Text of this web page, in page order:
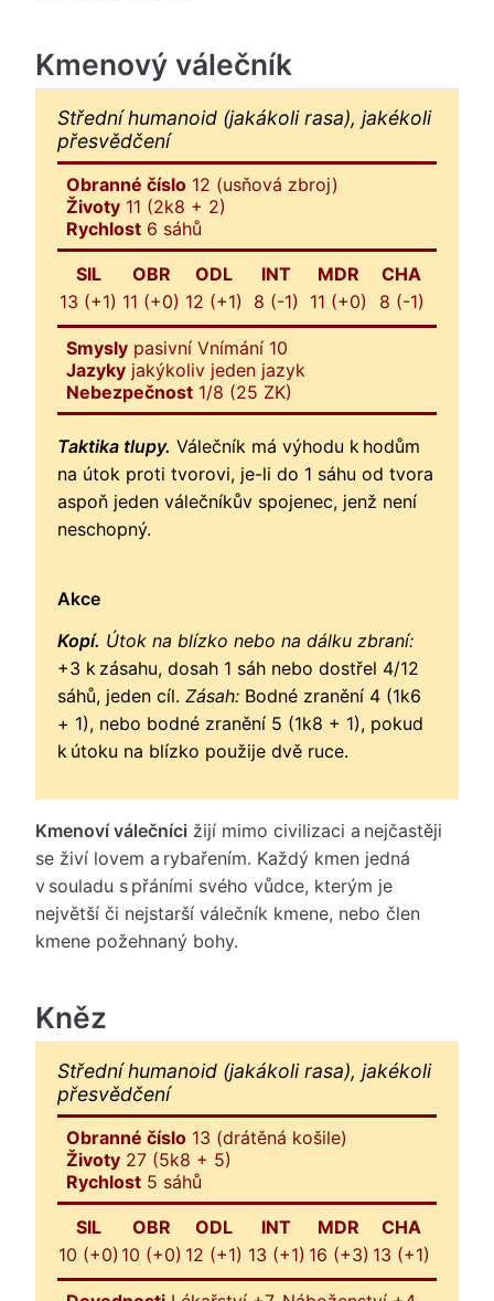
Kmenový válečník
Střední humanoid (jakákoli rasa), jakékoli
přesvědčení
Obranné číslo 12 (usňová zbroj)
Životy 11 (2k8 + 2)
Rychlost 6 sáhů
SIL
13 (+1)
OBR
11 (+0)
ODL
12 (+1)
INT
8 (-1)
MDR
11 (+0)
CHA
8 (-1)
Smysly pasivní Vnímání 10
Jazyky jakýkoliv jeden jazyk
Nebezpečnost 1/8 (25 ZK)
Taktika tlupy. Válečník má výhodu k hodům
na útok proti tvorovi, je-li do 1 sáhu od tvora
aspoň jeden válečníkův spojenec, jenž není
neschopný.
Akce
Kopí. Útok na blízko nebo na dálku zbraní:
+3 k zásahu, dosah 1 sáh nebo dostřel 4/12
sáhů, jeden cíl. Zásah: Bodné zranění 4 (1k6
+ 1), nebo bodné zranění 5 (1k8 + 1), pokud
k útoku na blízko použije dvě ruce.
Kmenoví válečníci žijí mimo civilizaci a nejčastěji
se živí lovem a rybařením. Každý kmen jedná
v souladu s přáními svého vůdce, kterým je
největší či nejstarší válečník kmene, nebo člen
kmene požehnaný bohy.
Kněz
Střední humanoid (jakákoli rasa), jakékoli
přesvědčení
Obranné číslo 13 (drátěná košile)
Životy 27 (5k8 + 5)
Rychlost 5 sáhů
SIL
10 (+0)
OBR
10 (+0)
ODL
12 (+1)
INT
13 (+1)
MDR
16 (+3)
CHA
13 (+1)